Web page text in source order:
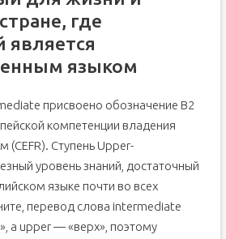
где
является
языком
присвоено обозначение B2
компетенции владения
(CEFR). Ступень Upper-
уровень знаний, достаточный
языке почти во всех
перевод слова intermediate
а upper — «верх», поэтому